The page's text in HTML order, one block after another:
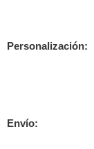
Personalización:
Envío: